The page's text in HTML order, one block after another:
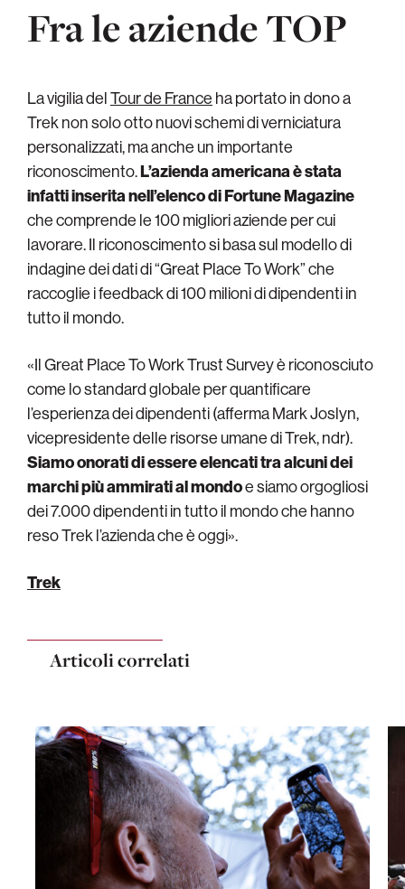
Fra le aziende TOP
La vigilia delTour de France ha portato in dono a
Trek non solo otto nuovi schemi di verniciatura
personalizzati, ma anche un importante
riconoscimento.L’azienda americana è stata
infatti inserita nell’elenco di Fortune Magazine
che comprende le 100 migliori aziende per cui
lavorare. Il riconoscimento si basa sul modello di
indagine dei dati di “Great Place To Work” che
raccoglie i feedback di 100 milioni di dipendenti in
tutto il mondo.
«Il Great Place To Work Trust Survey è riconosciuto
come lo standard globale per quantificare
l’esperienza dei dipendenti (afferma Mark Joslyn,
vicepresidente delle risorse umane di Trek, ndr).
Siamo onorati di essere elencati tra alcuni dei
marchi più ammirati al mondoe siamo orgogliosi
dei 7.000 dipendenti in tutto il mondo che hanno
reso Trek l’azienda che è oggi».
Trek
Articoli correlati